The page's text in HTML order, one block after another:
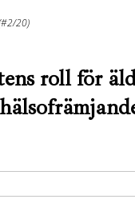
20)
roll för